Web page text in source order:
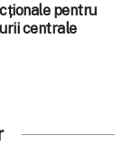
pentru
centrale